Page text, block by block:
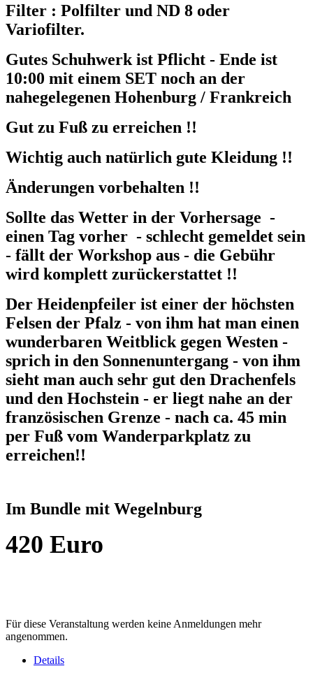
Filter : Polfilter und ND 8 oder
Variofilter.
Gutes Schuhwerk ist Pflicht - Ende ist
10:00 mit einem SET noch an der
nahegelegenen Hohenburg / Frankreich
Gut zu Fuß zu erreichen !!
Wichtig auch natürlich gute Kleidung !!
Änderungen vorbehalten !!
Sollte das Wetter in der Vorhersage -
einen Tag vorher - schlecht gemeldet sein
- fällt der Workshop aus - die Gebühr
wird komplett zurückerstattet !!
Der Heidenpfeiler ist einer der höchsten
Felsen der Pfalz - von ihm hat man einen
wunderbaren Weitblick gegen Westen -
sprich in den Sonnenuntergang - von ihm
sieht man auch sehr gut den Drachenfels
und den Hochstein - er liegt nahe an der
französischen Grenze - nach ca. 45 min
per Fuß vom Wanderparkplatz zu
erreichen!!
Im Bundle mit Wegelnburg
420 Euro
Für diese Veranstaltung werden keine Anmeldungen mehr
angenommen.
Details